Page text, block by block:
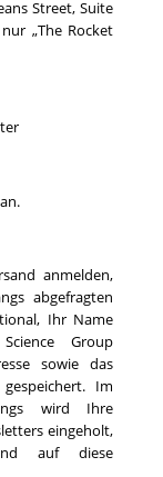
Street, Suite
„The Rocket
anmelden,
abgefragten
Ihr Name
Group
sowie das
Im
wird Ihre
eingeholt,
auf diese